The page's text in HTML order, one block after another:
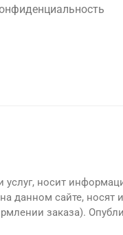
носит
данном сайте, носят
заказа).